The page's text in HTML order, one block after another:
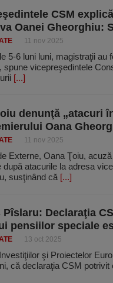
CSM
Oanei Gheorghiu:
11 nov 2025
5-6 luni luni, magistraţii au
spune vicepreşedintele
[...]
denunţă „atacuri
Oana
11 nov 2025
Externe, Oana Ţoiu,
după atacurile la adresa
susţinând că [...]
Pîslaru: Declaraţia
pensiilor speciale
13 oct 2025
şi Proiectelor
că declaraţia CSM potrivit